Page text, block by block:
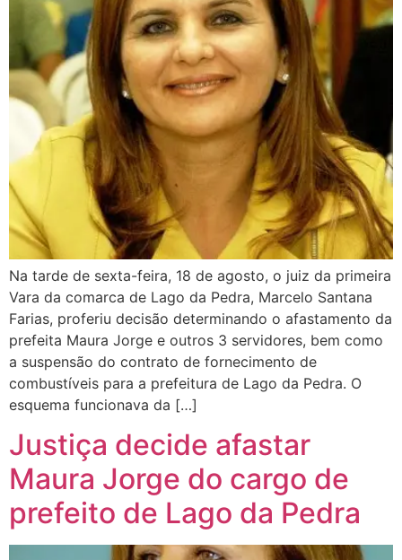
Na tarde de sexta-feira, 18 de agosto, o juiz da primeira
Vara da comarca de Lago da Pedra, Marcelo Santana
Farias, proferiu decisão determinando o afastamento da
prefeita Maura Jorge e outros 3 servidores, bem como
a suspensão do contrato de fornecimento de
combustíveis para a prefeitura de Lago da Pedra. O
esquema funcionava da […]
Justiça decide afastar
Maura Jorge do cargo de
prefeito de Lago da Pedra